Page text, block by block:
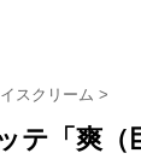
スクリーム >
テ「爽